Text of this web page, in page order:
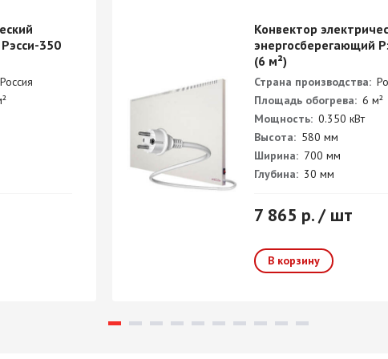
350
Россия
Конвектор
энергосберегающий
(6 м²)
Страна производства:
Площадь обогрева: 6 м²
Мощность: 0.350 кВт
Высота: 580 мм
Ширина: 700 мм
Глубина: 30 мм
7 865 р. / шт